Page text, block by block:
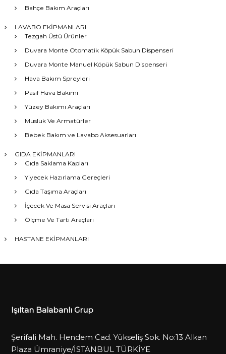
Bahçe Bakım Araçları
LAVABO EKİPMANLARI
Tezgah Üstü Ürünler
Duvara Monte Otomatik Köpük Sabun Dispenseri
Duvara Monte Manuel Köpük Sabun Dispenseri
Hava Bakım Spreyleri
Pasif Hava Bakımı
Yüzey Bakımı Araçları
Musluk Ve Armatürler
Bebek Bakım ve Lavabo Aksesuarları
GIDA EKİPMANLARI
Gıda Saklama Kapları
Yiyecek Hazırlama Gereçleri
Gıda Taşıma Araçları
İçecek Ve Masa Servisi Araçları
Ölçme Ve Tartı Araçları
HASTANE EKİPMANLARI
Işıltan Balabanlı Grup
Şerifali Mah. Hendem Cad. Yükseliş Sok. No:13 Alkan
Plaza Ümraniye/İSTANBUL TÜRKİYE